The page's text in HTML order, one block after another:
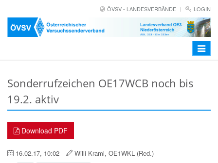
ÖVSV - LANDESVERBÄNDE LOGIN
Toggle
Sonderrufzeichen OE17WCB noch bis
19.2. aktiv
Download PDF
16.02.17, 10:02 Willi Kraml, OE1WKL (Red.)